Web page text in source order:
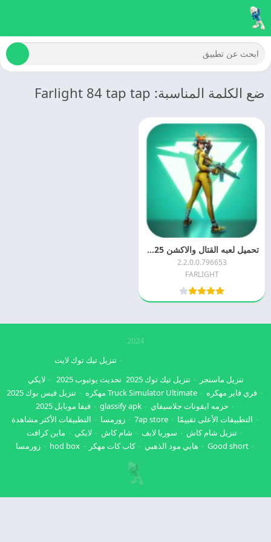
ضع الكلمة المناسبة: Farlight 84 tap tap
تحميل لعبه القتال والاكشن 2025 – Farlight 84 مهكره اخر اصدار
2.2.0.0.796653
FARLIGHT
2024
تنزيل ماسنجر تنزيل تيك توك 2025
تنزيل تيك توك لايت
تحديث يوتيوب 2025
لايكي
فري فاير مهكره
Truck Simulator Ultimate مهكره
تنزيل فيس بوك 2025
حزمه ايقونات جلاسيفاي
glassify apk
فيفا موبايل 2025
التطبيقات الأعلى تقييمًا
7ap store زورمسا
التطبيقات الأكثر مشاهدة
تنزيل شام كاش
سوريا لايف شام كاش لايكي
ماين كرافت
Good short
هابي مود الذهبي كاب كات مهكر hod box زورمسا